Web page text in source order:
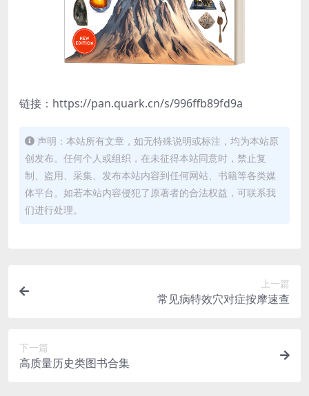
链接：https://pan.quark.cn/s/996ffb89fd9a
声明：本站所有文章，如无特殊说明或标注，均为本站原
创发布。任何个人或组织，在未征得本站同意时，禁止复
制、盗用、采集、发布本站内容到任何网站、书籍等各类媒
体平台。如若本站内容侵犯了原著者的合法权益，可联系我
们进行处理。
上一篇
常见病特效穴对症按摩速查
下一篇
高质量历史类图书合集